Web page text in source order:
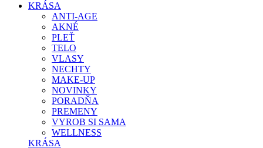
KRÁSA
ANTI-AGE
AKNÉ
PLEŤ
TELO
VLASY
NECHTY
MAKE-UP
NOVINKY
PORADŇA
PREMENY
VYROB SI SAMA
WELLNESS
KRÁSA